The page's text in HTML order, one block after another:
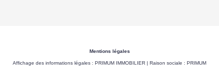
Mentions légales
Affichage des informations légales : PRIMUM IMMOBILIER | Raison sociale : PRIMUM